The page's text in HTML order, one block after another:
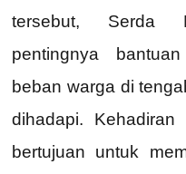
tersebut, Serda
pentingnya
beban warga di
dihadapi.
bertujuan untuk